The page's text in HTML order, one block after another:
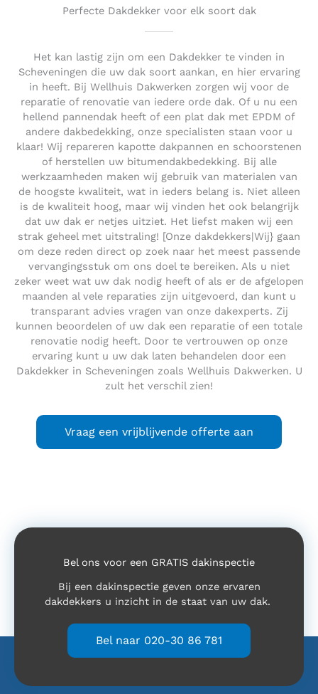
Perfecte Dakdekker voor elk soort dak
Het kan lastig zijn om een Dakdekker te vinden in
Scheveningen die uw dak soort aankan, en hier ervaring
in heeft. Bij Wellhuis Dakwerken zorgen wij voor de
reparatie of renovatie van iedere orde dak. Of u nu een
hellend pannendak heeft of een plat dak met EPDM of
andere dakbedekking, onze specialisten staan voor u
klaar! Wij repareren kapotte dakpannen en schoorstenen
of herstellen uw bitumendakbedekking. Bij alle
werkzaamheden maken wij gebruik van materialen van
de hoogste kwaliteit, wat in ieders belang is. Niet alleen
is de kwaliteit hoog, maar wij vinden het ook belangrijk
dat uw dak er netjes uitziet. Het liefst maken wij een
strak geheel met uitstraling! [Onze dakdekkers|Wij} gaan
om deze reden direct op zoek naar het meest passende
vervangingsstuk om ons doel te bereiken. Als u niet
zeker weet wat uw dak nodig heeft of als er de afgelopen
maanden al vele reparaties zijn uitgevoerd, dan kunt u
transparant advies vragen van onze dakexperts. Zij
kunnen beoordelen of uw dak een reparatie of een totale
renovatie nodig heeft. Door te vertrouwen op onze
ervaring kunt u uw dak laten behandelen door een
Dakdekker in Scheveningen zoals Wellhuis Dakwerken. U
zult het verschil zien!
Vraag een vrijblijvende offerte aan
Bel ons voor een GRATIS dakinspectie
Bij een dakinspectie geven onze ervaren
dakdekkers u inzicht in de staat van uw dak.
Bel naar 020-30 86 781